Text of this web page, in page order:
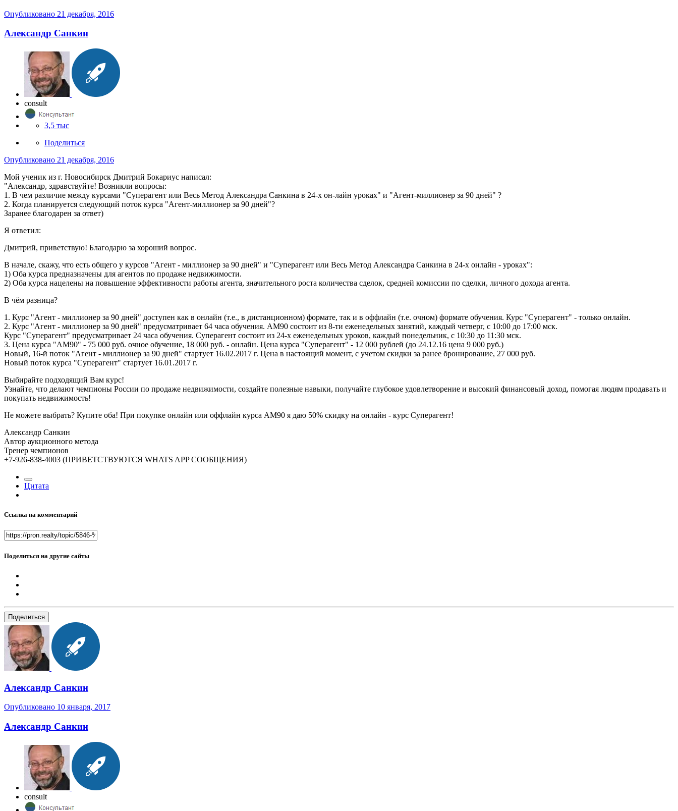
Опубликовано 21 декабря, 2016
Александр Санкин
consult
3,5 тыс
Поделиться
Опубликовано 21 декабря, 2016
Мой ученик из г. Новосибирск Дмитрий Бокариус написал:
"Александр, здравствуйте! Возникли вопросы:
1. В чем различие между курсами "Суперагент или Весь Метод Александра Санкина в 24-х он-лайн уроках" и "Агент-миллионер за 90 дней" ?
2. Когда планируется следующий поток курса "Агент-миллионер за 90 дней"?
Заранее благодарен за ответ)
Я ответил:
Дмитрий, приветствую! Благодарю за хороший вопрос.
В начале, скажу, что есть общего у курсов "Агент - миллионер за 90 дней" и "Суперагент или Весь Метод Александра Санкина в 24-х онлайн - уроках":
1) Оба курса предназначены для агентов по продаже недвижимости.
2) Оба курса нацелены на повышение эффективности работы агента, значительного роста количества сделок, средней комиссии по сделки, личного дохода агента.
В чём разница?
1. Курс "Агент - миллионер за 90 дней" доступен как в онлайн (т.е., в дистанционном) формате, так и в оффлайн (т.е. очном) формате обучения. Курс "Суперагент" - только онлайн.
2. Курс "Агент - миллионер за 90 дней" предусматривает 64 часа обучения. АМ90 состоит из 8-ти еженедельных занятий, каждый четверг, с 10:00 до 17:00 мск.
Курс "Суперагент" предусматривает 24 часа обучения. Суперагент состоит из 24-х еженедельных уроков, каждый понедельник, с 10:30 до 11:30 мск.
3. Цена курса "АМ90" - 75 000 руб. очное обучение, 18 000 руб. - онлайн. Цена курса "Суперагент" - 12 000 рублей (до 24.12.16 цена 9 000 руб.)
Новый, 16-й поток "Агент - миллионер за 90 дней" стартует 16.02.2017 г. Цена в настоящий момент, с учетом скидки за ранее бронирование, 27 000 руб.
Новый поток курса "Суперагент" стартует 16.01.2017 г.
Выбирайте подходящий Вам курс!
Узнайте, что делают чемпионы России по продаже недвижимости, создайте полезные навыки, получайте глубокое удовлетворение и высокий финансовый доход, помогая людям продавать и
покупать недвижимость!
Не можете выбрать? Купите оба! При покупке онлайн или оффлайн курса АМ90 я даю 50% скидку на онлайн - курс Суперагент!
Александр Санкин
Автор аукционного метода
Тренер чемпионов
+7-926-838-4003 (ПРИВЕТСТВУЮТСЯ WHATS APP СООБЩЕНИЯ)
Цитата
Ссылка на комментарий
Поделиться на другие сайты
Поделиться
Александр Санкин
Опубликовано 10 января, 2017
Александр Санкин
consult